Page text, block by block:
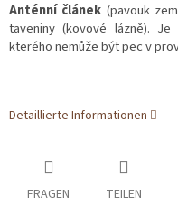
Anténní článek (pavouk
taveniny (kovové lázně).
kterého nemůže být pec v
Detaillierte Informationen
FRAGEN TEILEN